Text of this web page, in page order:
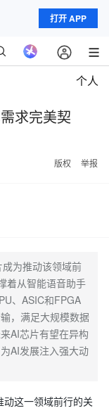
打开 APP
个人
求完美契
版权 举报
为推动该领域前
着从智能语音助手
、ASIC和FPGA
，满足大规模数据
AI芯片有望在异构
AI发展注入强大动
这一领域前行的关